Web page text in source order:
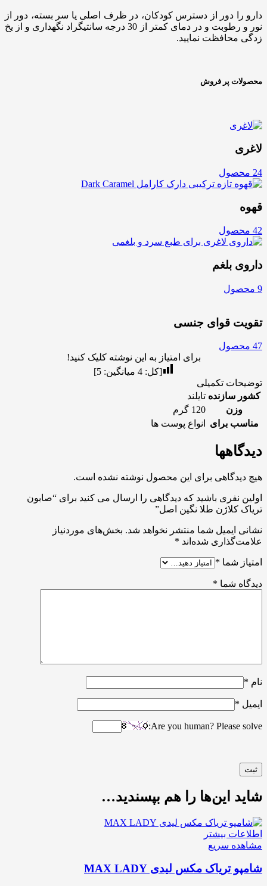
دارو را دور از دسترس کودکان، در ظرف اصلی یا سر بسته، دور از
نور و رطوبت و در دمای کمتر از 30 درجه سانتیگراد نگهداری و از یخ
زدگی محافظت نمایید.
محصولات پر فروش
لاغری
24 محصول
قهوه
42 محصول
داروی بلغم
9 محصول
تقویت قوای جنسی
47 محصول
برای امتیاز به این نوشته کلیک کنید!
[کل:4 میانگین:5
]
توضیحات تکمیلی
کشور سازنده تایلند
وزن
120 گرم
مناسب برای
انواع پوست ها
دیدگاهها
هیچ دیدگاهی برای این محصول نوشته نشده است.
اولین نفری باشید که دیدگاهی را ارسال می کنید برای “صابون
تریاک کلاژن طلا نگین اصل”
نشانی ایمیل شما منتشر نخواهد شد. بخش‌های موردنیاز
علامت‌گذاری شده‌اند *
امتیاز شما *
دیدگاه شما *
نام *
ایمیل *
Are you human? Please solve:
شاید این‌ها را هم بپسندید…
اطلاعات بیشتر
مشاهده سریع
شامپو تریاک مکس لیدی MAX LADY